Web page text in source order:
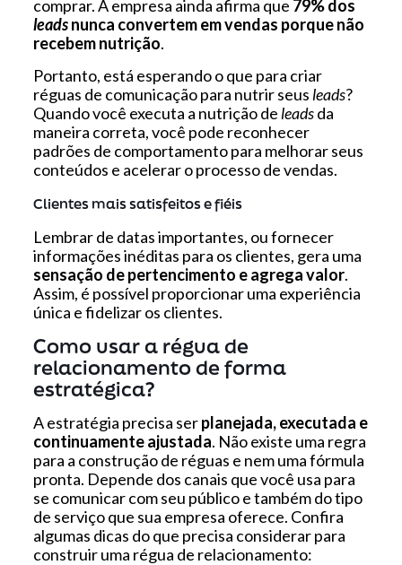
comprar. A empresa ainda afirma que 79% dos
leadsnunca convertem em vendas porque não
recebem nutrição.
Portanto, está esperando o que para criar
réguas de comunicação para nutrir seus leads?
Quando você executa a nutrição de leadsda
maneira correta, você pode reconhecer
padrões de comportamento para melhorar seus
conteúdos e acelerar o processo de vendas.
Clientes mais satisfeitos e fiéis
Lembrar de datas importantes, ou fornecer
informações inéditas para os clientes, gera uma
sensação de pertencimento e agrega valor.
Assim, é possível proporcionar uma experiência
única e fidelizar os clientes.
Como usar a régua de
relacionamento de forma
estratégica?
A estratégia precisa serplanejada, executada e
continuamente ajustada. Não existe uma regra
para a construção de réguas e nem uma fórmula
pronta. Depende dos canais que você usa para
se comunicar com seu público e também do tipo
de serviço que sua empresa oferece. Confira
algumas dicas do que precisa considerar para
construir uma régua de relacionamento: